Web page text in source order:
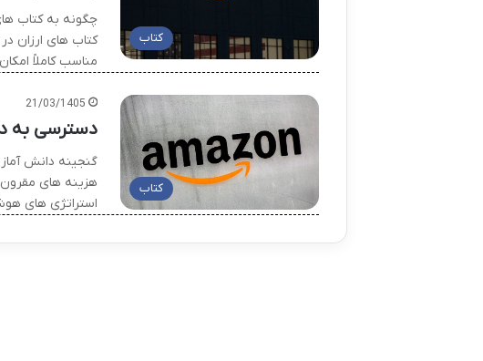
کتاب
چگونه به کتاب
کتاب های ارزان
مناسب کاملاً
کتاب
21/03/1405
دسترسی به
گنجینه دانش
هزینه های
استراتژی های